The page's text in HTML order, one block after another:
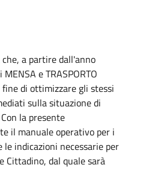
a partire dall'anno
e TRASPORTO
di ottimizzare gli stessi
sulla situazione di
la presente
il manuale operativo per i
indicazioni necessarie per
Cittadino, dal quale sarà